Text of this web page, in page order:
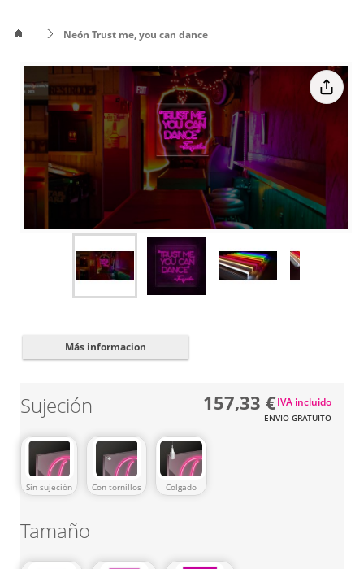
Neón Trust me, you can dance
Cómo
poner el
texto en
varias
líneas
Cómo cambiar
de color el texto
Cerrar ✖
Más informacion
Sujeción
Sin sujeción Con tornillos Colgado
Tamaño
157,33 €
ENVIO GRATUITO
IVA incluido